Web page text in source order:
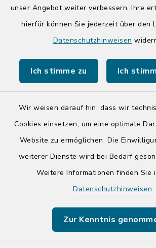
unser Angebot weiter verbessern. Ihre
hierfür können Sie jederzeit über den
Datenschutzhinweisen
Ich stimme zu Ich
Wir weisen darauf hin, dass wir
Cookies einsetzen, um eine optimale
Website zu ermöglichen. Die
weiterer Dienste wird bei Bedarf
Weitere Informationen finden Sie
Datenschutzhinweisen.
Zur Kenntnis
Quicklinks
Tourist-Info der Stadt Bad
Barrierefreiheit
Impressum